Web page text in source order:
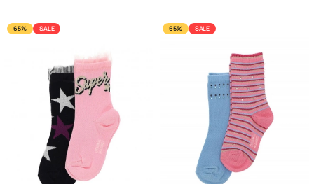
65% SALE 65% SALE